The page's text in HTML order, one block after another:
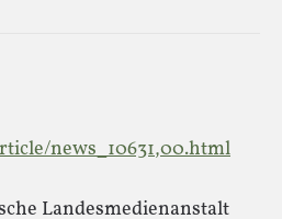
news_10631,00.html
Landesmedienanstalt